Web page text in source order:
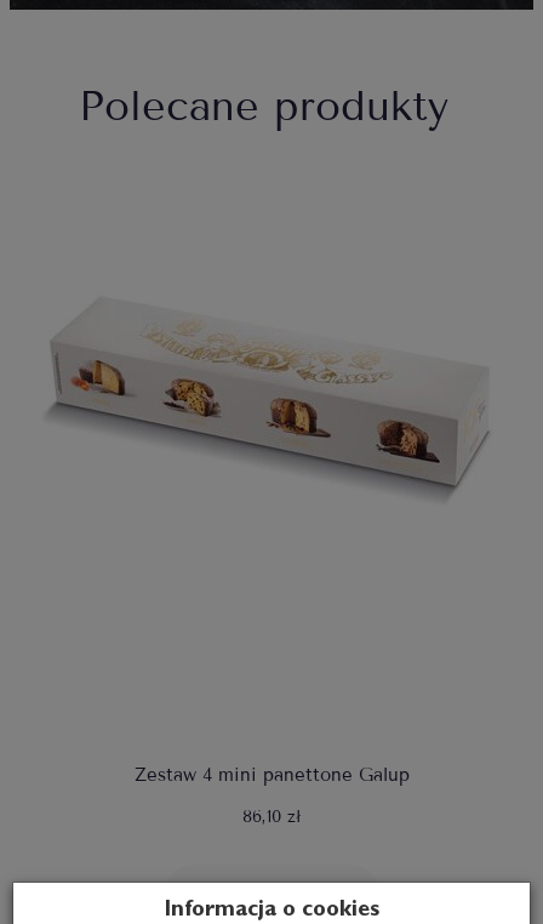
Polecane produkty
Zestaw 4 mini panettone Galup
86,10 zł
Do koszyka
Informacja o cookies